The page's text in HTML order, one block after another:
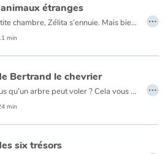
étranges
Dans sa petite chambre, Zélita s’ennuie. Mais bientôt, un oiseau blanc donne des coups de bec à la fenêtre et la sort de ses rêveries...
min
…
Bertrand le chevrier
Pensez-vous qu’un arbre peut voler ? Cela vous paraît-il fou ? Pourtant, c’est bel et bien l’incroyable histoire d’un arbre qui voulait rejoindre les étoiles. Alors qu’il était parti à la recherche d’une chèvre égarée, Bertrand assiste à l’étrange spectacle d’un arbre prenant son envol tel un oiseau. Abasourdi par ce qu’il se passe sous ses yeux, il cherche à découvrir le secret de ce merveilleux mystère. Voyant l’arbre recouvert de fines paillettes d’argent, il s’interroge sur son origine. Est-il allé rejoindre les étoiles ? C’est peut-être ce que vous découvrirez en vous laissant emporter par cette histoire extraordinaire.
min
…
six trésors